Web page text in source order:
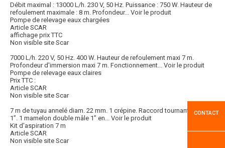
Débit maximal : 13000 L/h. 230 V, 50 Hz. Puissance : 750 W. Hauteur de
refoulement maximale : 8 m. Profondeur...
Voir le produit
Pompe de relevage eaux chargées
Article SCAR
affichage prix TTC
Non visible site Scar
7000 L/h. 220 V, 50 Hz. 400 W. Hauteur de refoulement maxi 7 m.
Profondeur d'immersion maxi 7 m. Fonctionnement...
Voir le produit
Pompe de relevage eaux claires
Prix TTC :
Article SCAR
Non visible site Scar
7 m de tuyau annelé diam. 22 mm. 1 crépine. Raccord tournant femelle
1”. 1 mamelon double mâle 1” en...
Voir le produit
Kit d'aspiration 7 m
Article SCAR
Non visible site Scar
CONTACT